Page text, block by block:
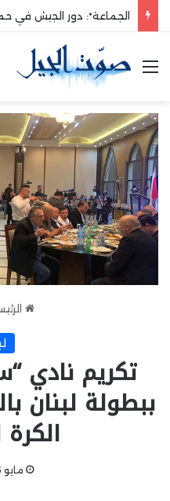
القائمة
تكريم نادي
ببطولة لبنان
مايو 5, 2024